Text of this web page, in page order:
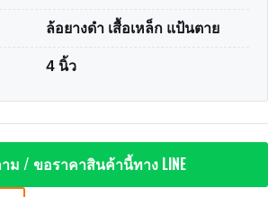
ล้อยางดำ เสื้อเหล็ก แป้นตาย
4 นิ้ว
ม / ขอราคาสินค้านี้ทาง LINE